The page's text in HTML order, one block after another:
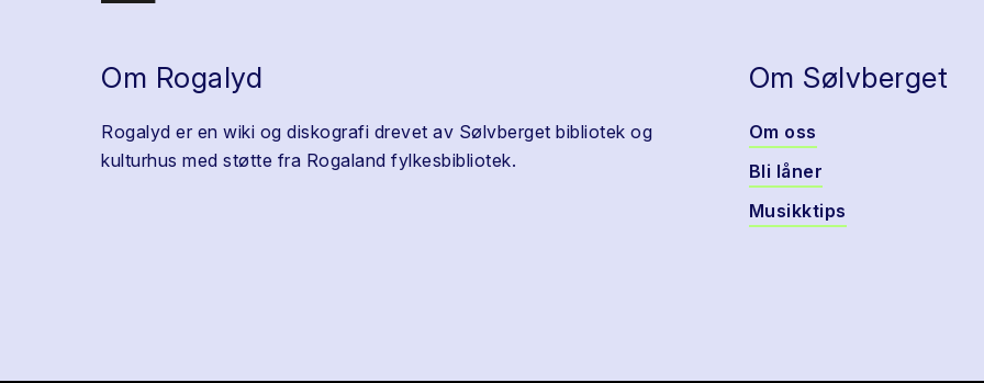
Om Rogalyd
Rogalyd er en wiki og diskografi drevet av Sølvberget bibliotek og
kulturhus med støtte fra Rogaland fylkesbibliotek.
Om Sølvberget
Om oss
Bli låner
Musikktips